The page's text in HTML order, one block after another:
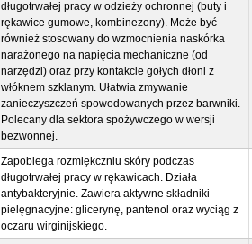
długotrwałej pracy w odzieży ochronnej (buty i
rękawice gumowe, kombinezony). Może być
również stosowany do wzmocnienia naskórka
narażonego na napięcia mechaniczne (od
narzędzi) oraz przy kontakcie gołych dłoni z
włóknem szklanym. Ułatwia zmywanie
zanieczyszczeń spowodowanych przez barwniki.
Polecany dla sektora spożywczego w wersji
bezwonnej.
Zapobiega rozmiękczniu skóry podczas
długotrwałej pracy w rękawicach. Działa
antybakteryjnie. Zawiera aktywne składniki
pielęgnacyjne: glicerynę, pantenol oraz wyciąg z
oczaru wirginijskiego.